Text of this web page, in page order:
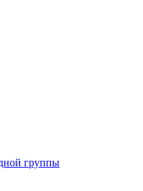
группы